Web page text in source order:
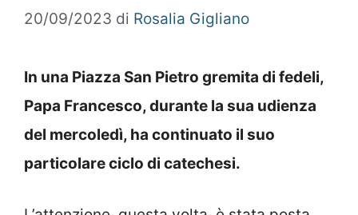
20/09/2023 di Rosalia Gigliano
In una Piazza San Pietro gremita di fedeli,
Papa Francesco, durante la sua udienza
del mercoledì, ha continuato il suo
particolare ciclo di catechesi.